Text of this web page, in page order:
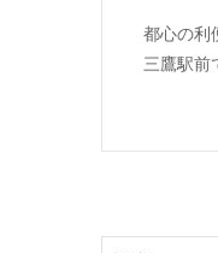
都心の利
三鷹駅前